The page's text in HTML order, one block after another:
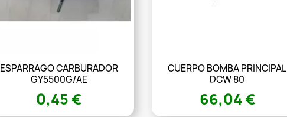
ESPARRAGO CARBURADOR
GY5500G/AE
0,45 €
CUERPO BOMBA PRINCIPAL
DCW 80
66,04 €